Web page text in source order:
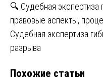
Навигация
по
записям
🔍 Судебная экспертиза
правовые аспекты,
Судебная экспертиза
разрыва
Похожие статьи